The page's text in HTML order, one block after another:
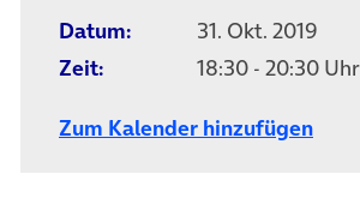
Datum:
31. Okt. 2019
Zeit:
18:30 - 20:30 Uhr
Zum Kalender hinzufügen